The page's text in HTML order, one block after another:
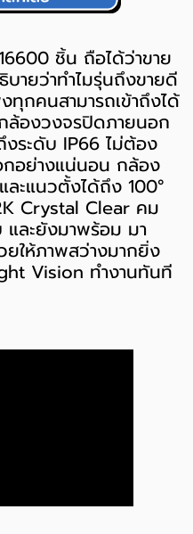
ชิ้น ถือได้ว่าขาย
บายว่าทำไมรุ่นถึงขายดี
ทุกคนสามารถเข้าถึงได้
ล้องวงจรปิดภายนอก
ระดับ IP66 ไม่ต้อง
อย่างแน่นอน กล้อง
ะแนวตั้งได้ถึง 100°
Crystal Clear คม
และยังมาพร้อม มา
ให้ภาพสว่างมากยิ่ง
Vision ทำงานทันที